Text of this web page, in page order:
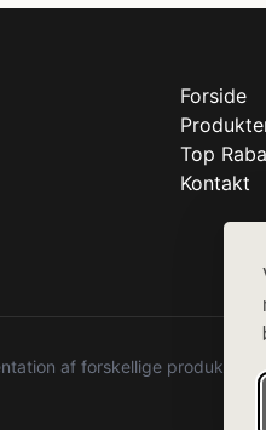
Forside
Top
Kontakt
af forskellige produkter